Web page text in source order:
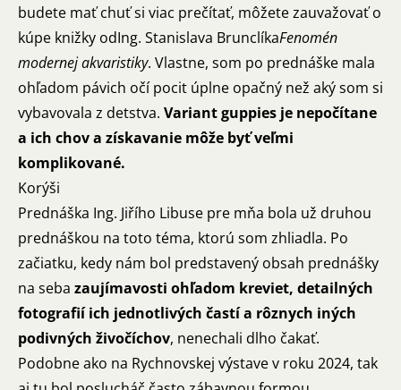
budete mať chuť si viac prečítať, môžete zauvažovať o
kúpe knižky odIng. Stanislava BrunclíkaFenomén
modernej akvaristiky. Vlastne, som po prednáške mala
ohľadom pávich očí pocit úplne opačný než aký som si
vybavovala z detstva. Variant guppies je nepočítane
a ich chov a získavanie môže byť veľmi
komplikované.
Korýši
Prednáška Ing. Jiřího Libuse pre mňa bola už druhou
prednáškou na toto téma, ktorú som zhliadla. Po
začiatku, kedy nám bol predstavený obsah prednášky
na seba zaujímavosti ohľadom kreviet, detailných
fotografií ich jednotlivých častí a rôznych iných
podivných živočíchov, nenechali dlho čakať.
Podobne ako na Rychnovskej výstave v roku 2024, tak